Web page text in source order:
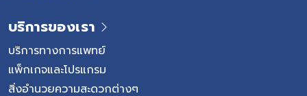
บริการของเรา
บริการทางการแพทย์
แพ็กเกจและโปรแกรม
สิ่งอำนวยความสะดวกต่างๆ